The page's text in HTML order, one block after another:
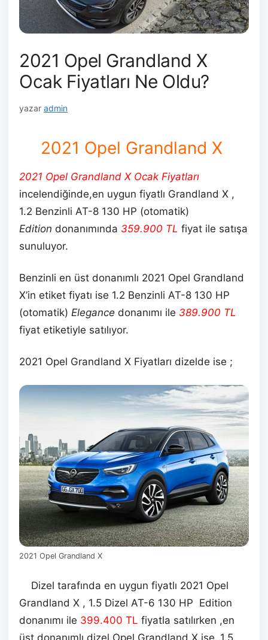
2021 Opel Grandland X
Ocak Fiyatları Ne Oldu?
yazar admin
2021 Opel Grandland X
2021 Opel Grandland X Ocak Fiyatları
incelendiğinde,en uygun fiyatlı Grandland X ,
1.2 Benzinli AT-8 130 HP (otomatik)
Edition donanımında 359.900 TL fiyat ile satışa
sunuluyor.
Benzinli en üst donanımlı 2021 Opel Grandland
X’in etiket fiyatı ise 1.2 Benzinli AT-8 130 HP
(otomatik) Elegance donanımı ile 389.900 TL
fiyat etiketiyle satılıyor.
2021 Opel Grandland X Fiyatları dizelde ise ;
2021 Opel Grandland X
Dizel tarafında en uygun fiyatlı 2021 Opel
Grandland X , 1.5 Dizel AT-6 130 HP Edition
donanımı ile 399.400 TL fiyatla satılırken ,en
üst donanımlı dizel Opel Grandland X ise ,1.5